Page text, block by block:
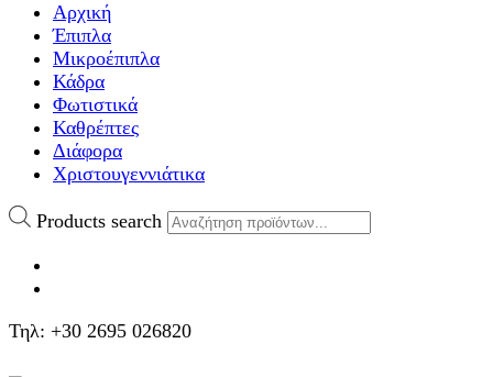
Αρχική
Έπιπλα
Μικροέπιπλα
Κάδρα
Φωτιστικά
Καθρέπτες
Διάφορα
Χριστουγεννιάτικα
Products search
Τηλ: +30 2695 026820